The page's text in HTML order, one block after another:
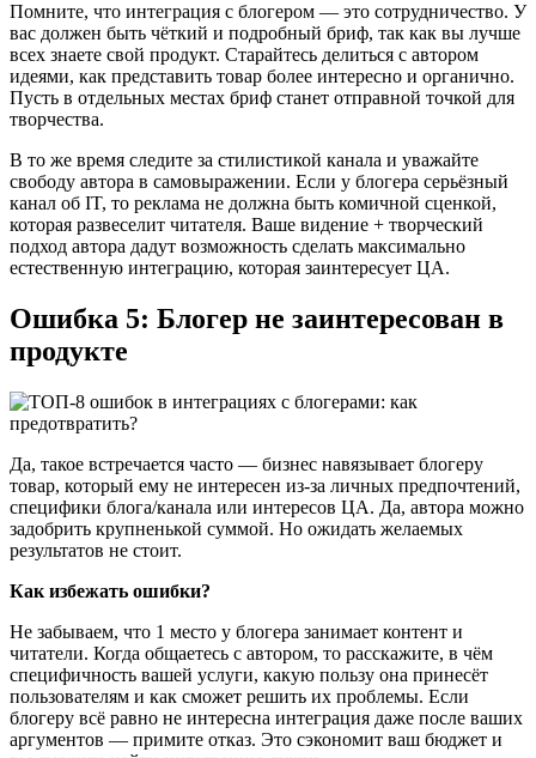
Помните, что интеграция с блогером — это сотрудничество. У
вас должен быть чёткий и подробный бриф, так как вы лучше
всех знаете свой продукт. Старайтесь делиться с автором
идеями, как представить товар более интересно и органично.
Пусть в отдельных местах бриф станет отправной точкой для
творчества.
В то же время следите за стилистикой канала и уважайте
свободу автора в самовыражении. Если у блогера серьёзный
канал об IT, то реклама не должна быть комичной сценкой,
которая развеселит читателя. Ваше видение + творческий
подход автора дадут возможность сделать максимально
естественную интеграцию, которая заинтересует ЦА.
Ошибка 5: Блогер не заинтересован в
продукте
Да, такое встречается часто — бизнес навязывает блогеру
товар, который ему не интересен из-за личных предпочтений,
специфики блога/канала или интересов ЦА. Да, автора можно
задобрить крупненькой суммой. Но ожидать желаемых
результатов не стоит.
Как избежать ошибки?
Не забываем, что 1 место у блогера занимает контент и
читатели. Когда общаетесь с автором, то расскажите, в чём
специфичность вашей услуги, какую пользу она принесёт
пользователям и как сможет решить их проблемы. Если
блогеру всё равно не интересна интеграция даже после ваших
аргументов — примите отказ. Это сэкономит ваш бюджет и